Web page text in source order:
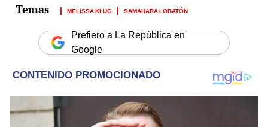
MELISSA KLUG SAMAHARA LOBATÓN
Prefiero a La República en
Google